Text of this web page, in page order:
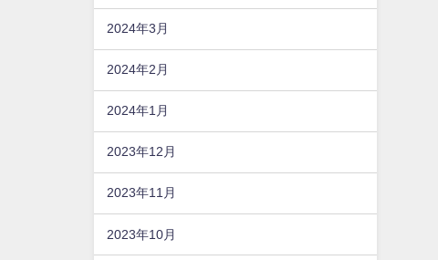
2024年3月
2024年2月
2024年1月
2023年12月
2023年11月
2023年10月